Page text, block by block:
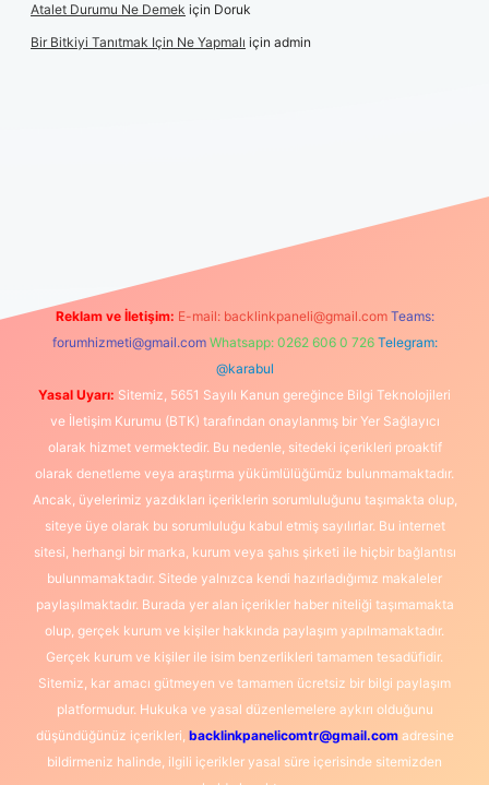
Atalet Durumu Ne Demek için Doruk
Bir Bitkiyi Tanıtmak Için Ne Yapmalı için admin
Reklam ve İletişim: E-mail: backlinkpaneli@gmail.com Teams:
forumhizmeti@gmail.com Whatsapp: 0262 606 0 726 Telegram:
@karabul
Yasal Uyarı: Sitemiz, 5651 Sayılı Kanun gereğince Bilgi Teknolojileri
ve İletişim Kurumu (BTK) tarafından onaylanmış bir Yer Sağlayıcı
olarak hizmet vermektedir. Bu nedenle, sitedeki içerikleri proaktif
olarak denetleme veya araştırma yükümlülüğümüz bulunmamaktadır.
Ancak, üyelerimiz yazdıkları içeriklerin sorumluluğunu taşımakta olup,
siteye üye olarak bu sorumluluğu kabul etmiş sayılırlar. Bu internet
sitesi, herhangi bir marka, kurum veya şahıs şirketi ile hiçbir bağlantısı
bulunmamaktadır. Sitede yalnızca kendi hazırladığımız makaleler
paylaşılmaktadır. Burada yer alan içerikler haber niteliği taşımamakta
olup, gerçek kurum ve kişiler hakkında paylaşım yapılmamaktadır.
Gerçek kurum ve kişiler ile isim benzerlikleri tamamen tesadüfidir.
Sitemiz, kar amacı gütmeyen ve tamamen ücretsiz bir bilgi paylaşım
platformudur. Hukuka ve yasal düzenlemelere aykırı olduğunu
düşündüğünüz içerikleri, backlinkpanelicomtr@gmail.comadresine
bildirmeniz halinde, ilgili içerikler yasal süre içerisinde sitemizden